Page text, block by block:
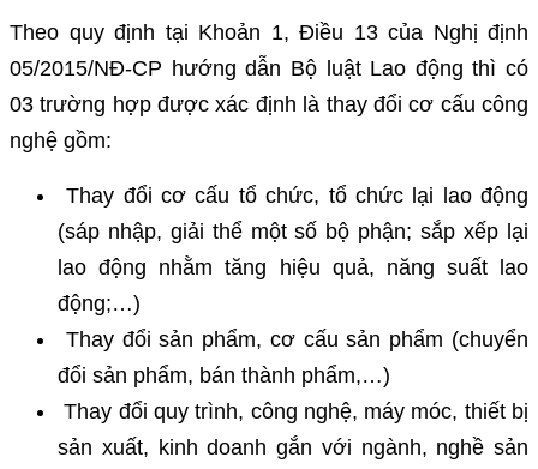
Theo quy định tại Khoản 1, Điều 13 của Nghị định
05/2015/NĐ-CP hướng dẫn Bộ luật Lao động thì có
03 trường hợp được xác định là thay đổi cơ cấu công
nghệ gồm:
Thay đổi cơ cấu tổ chức, tổ chức lại lao động
(sáp nhập, giải thể một số bộ phận; sắp xếp lại
lao động nhằm tăng hiệu quả, năng suất lao
động;…)
Thay đổi sản phẩm, cơ cấu sản phẩm (chuyển
đổi sản phẩm, bán thành phẩm,…)
Thay đổi quy trình, công nghệ, máy móc, thiết bị
sản xuất, kinh doanh gắn với ngành, nghề sản